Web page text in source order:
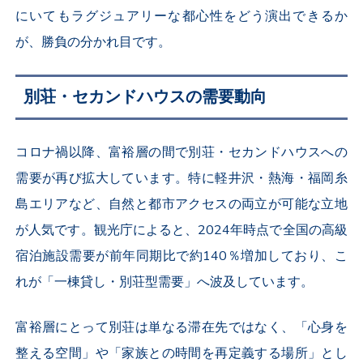
にいてもラグジュアリーな都心性をどう演出できるか
が、勝負の分かれ目です。
別荘・セカンドハウスの需要動向
コロナ禍以降、富裕層の間で別荘・セカンドハウスへの
需要が再び拡大しています。特に軽井沢・熱海・福岡糸
島エリアなど、自然と都市アクセスの両立が可能な立地
が人気です。観光庁によると、2024年時点で全国の高級
宿泊施設需要が前年同期比で約140％増加しており、こ
れが「一棟貸し・別荘型需要」へ波及しています。
富裕層にとって別荘は単なる滞在先ではなく、「心身を
整える空間」や「家族との時間を再定義する場所」とし